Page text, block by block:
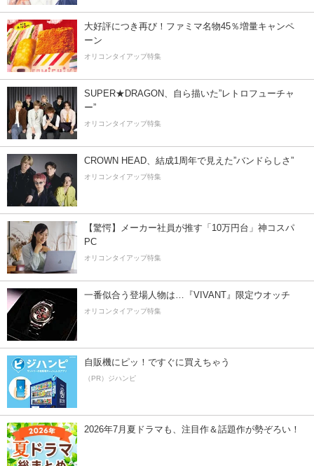
大好評につき再び！ファミマ名物45％増量キャンペ
ーン
オリコンタイアップ特集
SUPER★DRAGON、自ら描いた”レトロフューチャ
ー”
オリコンタイアップ特集
CROWN HEAD、結成1周年で見えた”バンドらしさ”
オリコンタイアップ特集
【驚愕】メーカー社員が推す「10万円台」神コスパ
PC
オリコンタイアップ特集
一番似合う登場人物は…『VIVANT』限定ウオッチ
オリコンタイアップ特集
自販機にピッ！ですぐに買えちゃう
（PR）ジハンピ
2026年7月夏ドラマも、注目作＆話題作が勢ぞろい！